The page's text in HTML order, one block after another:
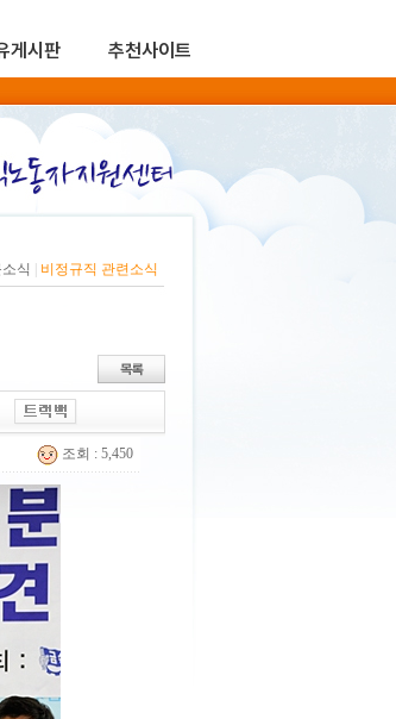
게시판 추천사이트
식 비정규직 관련소식
조회 : 5,450